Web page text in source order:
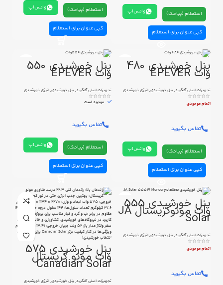
استعلام (پیامک) واتس‌اپ
کپی عنوان برای استعلام
استعلام (پیامک) واتس‌اپ
کپی عنوان برای استعلام
پنل خورشیدی 480 وات EPEVER
تجهیزات اصلی آفگرید,پنل خورشیدی,انرژی خورشیدی
اتمام موحودی
تماس بگیرید
استعلام (پیامک) واتس‌اپ
کپی عنوان برای استعلام
پنل خورشیدی 550 وات EPEVER
تجهیزات اصلی آفگرید,پنل خورشیدی,انرژی خورشیدی
موجود است
تماس بگیرید
استعلام (پیامک) واتس‌اپ
کپی عنوان برای استعلام
پنل خورشیدی 555وات مونوکریستال JA Solar
تجهیزات اصلی آفگرید,پنل خورشیدی,انرژی خورشیدی
اتمام موحودی
تماس بگیرید
پنل خورشیدی 575
وات مونو کریستال
Canadian Solar
تجهیزات اصلی آفگرید,پنل خورشیدی,انرژی خورشیدی